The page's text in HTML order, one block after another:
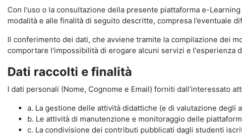
Con l'uso o la consultazione della presente piattaforma e-
modalità e alle finalità di seguito descritte, compresa l’eventuale
Il conferimento dei dati, che avviene tramite la compilazione dei
comportare l'impossibilità di erogare alcuni servizi e l'esperienza
Dati raccolti e finalità
I dati personali (Nome, Cognome e Email) forniti dall’interessato
a. La gestione delle attività didattiche (e di valutazione
b. Le attività di manutenzione e monitoraggio delle
c. La condivisione dei contributi pubblicati dagli studenti